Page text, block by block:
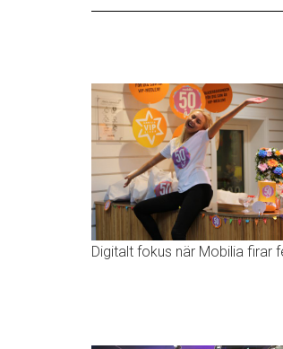
Digitalt fokus när Mobilia firar